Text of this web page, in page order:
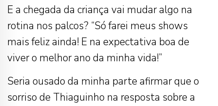
E a chegada da criança vai mudar algo na
rotina nos palcos? “Só farei meus shows
mais feliz ainda! E na expectativa boa de
viver o melhor ano da minha vida!”
Seria ousado da minha parte afirmar que o
sorriso de Thiaguinho na resposta sobre a